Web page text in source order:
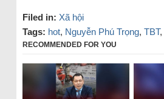
Filed in: Xã hội
Tags: hot, Nguyễn Phú Trọng, TBT,
RECOMMENDED FOR YOU